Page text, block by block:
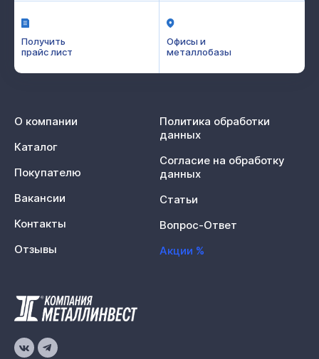
Получить
прайс лист
Офисы и
металлобазы
О компании
Каталог
Покупателю
Вакансии
Контакты
Отзывы
Политика обработки
данных
Согласие на обработку
данных
Статьи
Вопрос-Ответ
Акции %